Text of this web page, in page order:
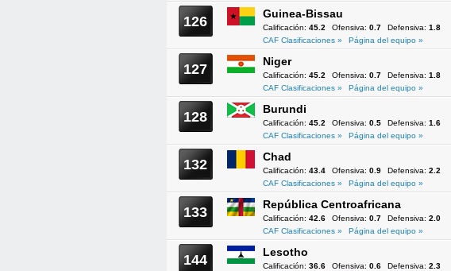
126 Guinea-Bissau
Calificación: 45.2 Ofensiva: 0.7 Defensiva: 1.8
CAF Clasificaciones »
Página del equipo »
127 Niger
Calificación: 45.2 Ofensiva: 0.7 Defensiva: 1.8
CAF Clasificaciones »
Página del equipo »
128 Burundi
Calificación: 45.2 Ofensiva: 0.5 Defensiva: 1.6
CAF Clasificaciones »
Página del equipo »
132 Chad
Calificación: 43.4 Ofensiva: 0.9 Defensiva: 2.2
CAF Clasificaciones »
Página del equipo »
133 República Centroafricana
Calificación: 42.6 Ofensiva: 0.7 Defensiva: 2.0
CAF Clasificaciones »
Página del equipo »
144 Lesotho
Calificación: 36.6 Ofensiva: 0.6 Defensiva: 2.3